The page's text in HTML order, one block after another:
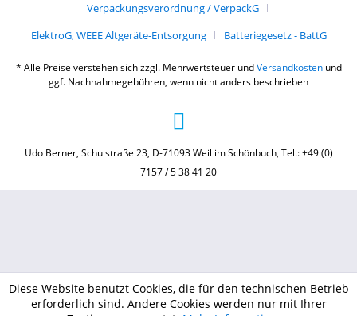
Verpackungsverordnung / VerpackG
ElektroG, WEEE Altgeräte-Entsorgung
Batteriegesetz - BattG
* Alle Preise verstehen sich zzgl. Mehrwertsteuer undVersandkostenund
ggf. Nachnahmegebühren, wenn nicht anders beschrieben
Udo Berner, Schulstraße 23, D-71093 Weil im Schönbuch, Tel.: +49 (0)
7157 / 5 38 41 20
Diese Website benutzt Cookies, die für den technischen Betrieb
erforderlich sind. Andere Cookies werden nur mit Ihrer